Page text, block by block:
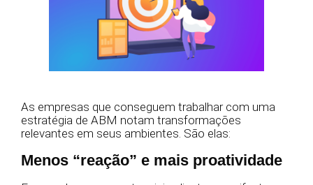
As empresas que conseguem trabalhar com uma
estratégia de ABM notam transformações
relevantes em seus ambientes. São elas:
Menos “reação” e mais proatividade